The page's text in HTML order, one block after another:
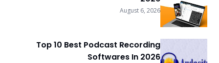
August 6, 2026
Top 10 Best Podcast Recording
Softwares In 2026